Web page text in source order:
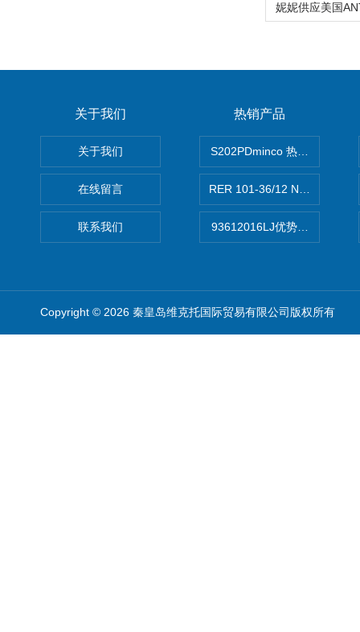
关于我们
关于我们
在线留言
联系我们
热销产品
S202PDminco 热电阻
RER 101-36/12 NHH离心
93612016LJ优势供应美国
Copyright © 2026 秦皇岛维克托国际贸易有限公司版权所有